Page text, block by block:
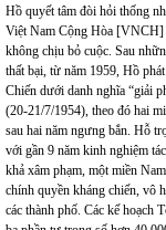
Hồ quyết tâm đòi hỏi thống
Việt Nam Cộng Hòa [VNCH]
không chịu bỏ cuộc. Sau
thất bại, từ năm 1959, Hồ
Chiến dưới danh nghĩa “giải
(20-21/7/1954), theo đó hai
sau hai năm ngưng bắn. Hỗ
với gần 9 năm kinh nghiệm
khả xâm phạm, một miền
chính quyền kháng chiến, vô
các thành phố. Các kế hoạch